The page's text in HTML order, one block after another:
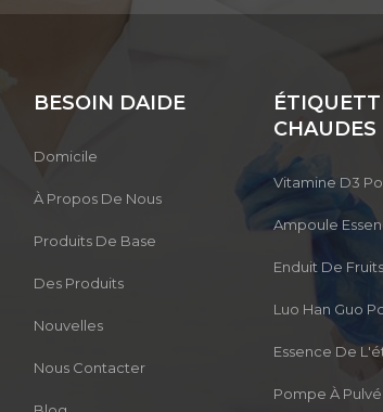
BESOIN DAIDE
Domicile
À Propos De Nous
Produits De Base
Des Produits
Nouvelles
Nous Contacter
CHAUDES
Vitamine D3
Ampoule
Enduit De
Luo Han Guo
Essence De
Pompe À